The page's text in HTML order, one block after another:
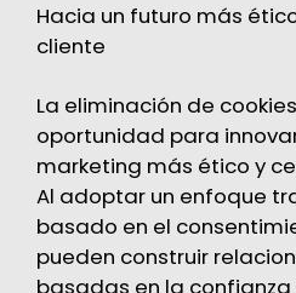
Hacia un futuro más
cliente
La eliminación de
oportunidad para
marketing más ético y
Al adoptar un enfoque
basado en el
pueden construir
basadas en la